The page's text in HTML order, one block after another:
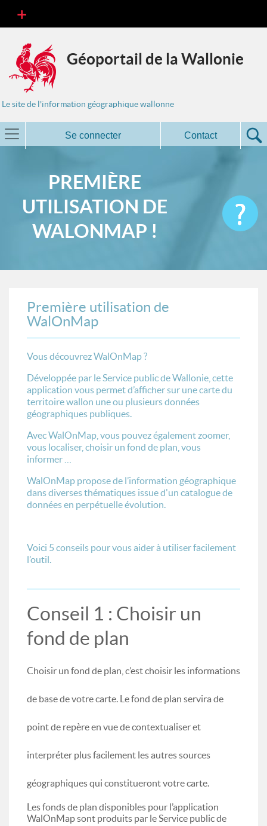
Géoportail de la Wallonie
Le site de l'information géographique wallonne
Se connecter Contact
PREMIÈRE
UTILISATION DE
WALONMAP !
Première utilisation de
WalOnMap
Vous découvrez WalOnMap ?
Développée par le Service public de Wallonie, cette
application vous permet d’afficher sur une carte du
territoire wallon une ou plusieurs données
géographiques publiques.
Avec WalOnMap, vous pouvez également zoomer,
vous localiser, choisir un fond de plan, vous
informer …
WalOnMap propose de l’information géographique
dans diverses thématiques issue d'un catalogue de
données en perpétuelle évolution.
Voici 5 conseils pour vous aider à utiliser facilement
l’outil.
Conseil 1 : Choisir un
fond de plan
Choisir un fond de plan, c’est choisir les informations
de base de votre carte. Le fond de plan servira de
point de repère en vue de contextualiser et
interpréter plus facilement les autres sources
géographiques qui constitueront votre carte.
Les fonds de plan disponibles pour l’application
WalOnMap sont produits par le Service public de